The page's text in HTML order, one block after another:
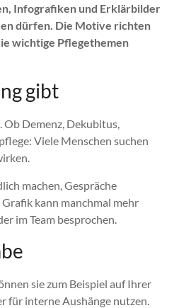
Infografiken und Erklärbilder
dürfen. Die Motive richten
wichtige Pflegethemen
gibt
Demenz, Dekubitus,
Viele Menschen suchen
machen, Gespräche
kann manchmal mehr
im Team besprochen.
sie zum Beispiel auf Ihrer
für interne Aushänge nutzen.